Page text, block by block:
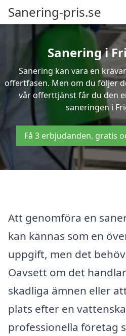
Sanering-pris.se
Sanering i
Sanering kan vara en
offertfasen. Men om du följer
vår offerttjänst får du den
saneringen i
Få 3 erbjudanden, gratis
Att genomföra en
kan kännas som en
uppgift, men det
Oavsett om det
skadliga ämnen eller
plats efter en
professionella företag